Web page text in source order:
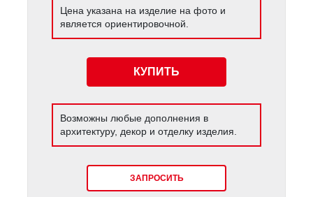
Цена указана на изделие на фото и
является ориентировочной.
КУПИТЬ
Возможны любые дополнения в
архитектуру, декор и отделку изделия.
ЗАПРОСИТЬ